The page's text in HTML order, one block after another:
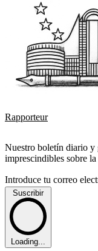
Rapporteur
Nuestro boletín diario y
imprescindibles sobre
Introduce tu correo
Suscribir
Loading...